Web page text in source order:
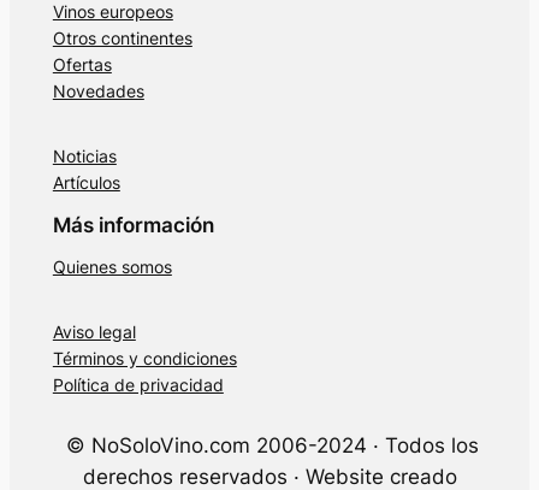
Vinos europeos
Otros continentes
Ofertas
Novedades
Noticias
Artículos
Más información
Quienes somos
Aviso legal
Términos y condiciones
Política de privacidad
© NoSoloVino.com 2006-2024 · Todos los
derechos reservados · Website creado